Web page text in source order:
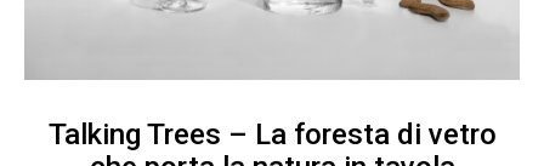
Talking Trees – La foresta di vetro